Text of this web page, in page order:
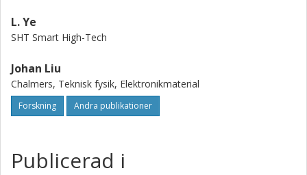
L. Ye
SHT Smart High-Tech
Johan Liu
Chalmers, Teknisk fysik, Elektronikmaterial
Forskning Andra publikationer
Publicerad i